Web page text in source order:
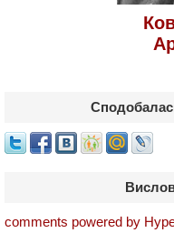
comments powered by